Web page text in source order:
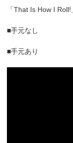
「That Is How I
■手元なし
■手元あり